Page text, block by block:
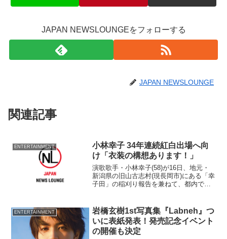
JAPAN NEWSLOUNGEをフォローする
JAPAN NEWSLOUNGE
関連記事
ENTERTAINMENT
小林幸子 34年連続紅白出場へ向
け「衣装の構想あります！」
演歌歌手・小林幸子(58)が16日、地元・
新潟県の旧山古志村(現長岡市)にある「幸
子田」の稲刈り報告を兼ねて、都内で報
り、恒例の巨大衣装が名物。だが、今年
は個人事務...
ENTERTAINMENT
岩橋玄樹1st写真集『Labneh』つ
いに表紙発表！発売記念イベント
の開催も決定